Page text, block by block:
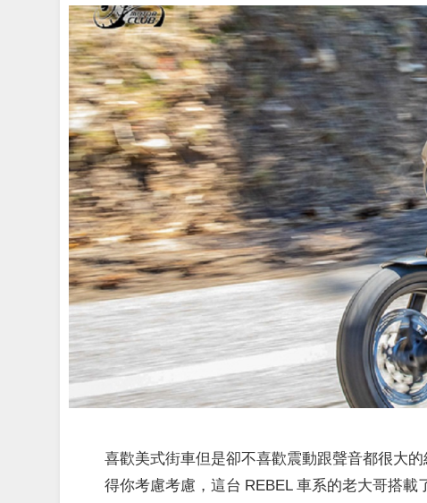
喜歡美式街車但是卻不喜歡震動跟聲音都很大
得你考慮考慮，這台 REBEL 車系的老大哥搭